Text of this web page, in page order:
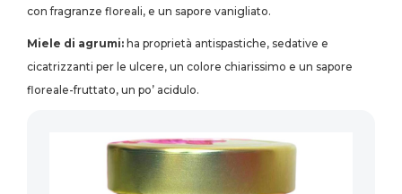
con fragranze floreali, e un sapore vanigliato.
Miele di agrumi: ha proprietà antispastiche, sedative e
cicatrizzanti per le ulcere, un colore chiarissimo e un sapore
floreale-fruttato, un po’ acidulo.